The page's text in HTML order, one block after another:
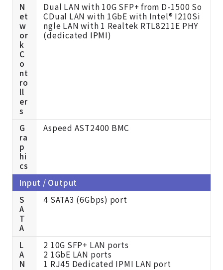
N
et
w
or
k
C
o
nt
ro
ll
er
s
Dual LAN with 10G SFP+ from D-1500 So
CDual LAN with 1GbE with Intel® I210Si
ngle LAN with 1 Realtek RTL8211E PHY
(dedicated IPMI)
G
ra
p
hi
cs
Aspeed AST2400 BMC
Input / Output
S
A
T
A
4 SATA3 (6Gbps) port
L
A
N
2 10G SFP+ LAN ports
2 1GbE LAN ports
1 RJ45 Dedicated IPMI LAN port